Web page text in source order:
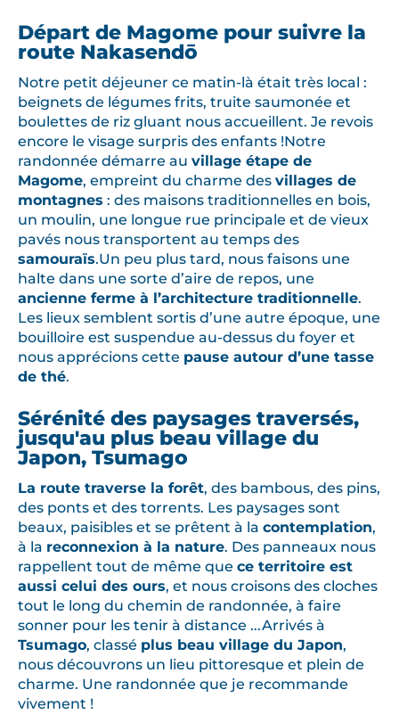
Départ de Magome pour suivre la
route Nakasendō
Notre petit déjeuner ce matin-là était très local :
beignets de légumes frits, truite saumonée et
boulettes de riz gluant nous accueillent. Je revois
encore le visage surpris des enfants !Notre
randonnée démarre au village étape de
Magome, empreint du charme des villages de
montagnes : des maisons traditionnelles en bois,
un moulin, une longue rue principale et de vieux
pavés nous transportent au temps des
samouraïs.Un peu plus tard, nous faisons une
halte dans une sorte d’aire de repos, une
ancienne ferme à l’architecture traditionnelle.
Les lieux semblent sortis d’une autre époque, une
bouilloire est suspendue au-dessus du foyer et
nous apprécions cette pause autour d’une tasse
de thé.
Sérénité des paysages traversés,
jusqu'au plus beau village du
Japon, Tsumago
La route traverse la forêt, des bambous, des pins,
des ponts et des torrents. Les paysages sont
beaux, paisibles et se prêtent à la contemplation,
à la reconnexion à la nature. Des panneaux nous
rappellent tout de même que ce territoire est
aussi celui des ours, et nous croisons des cloches
tout le long du chemin de randonnée, à faire
sonner pour les tenir à distance ...Arrivés à
Tsumago, classé plus beau village du Japon,
nous découvrons un lieu pittoresque et plein de
charme. Une randonnée que je recommande
vivement !